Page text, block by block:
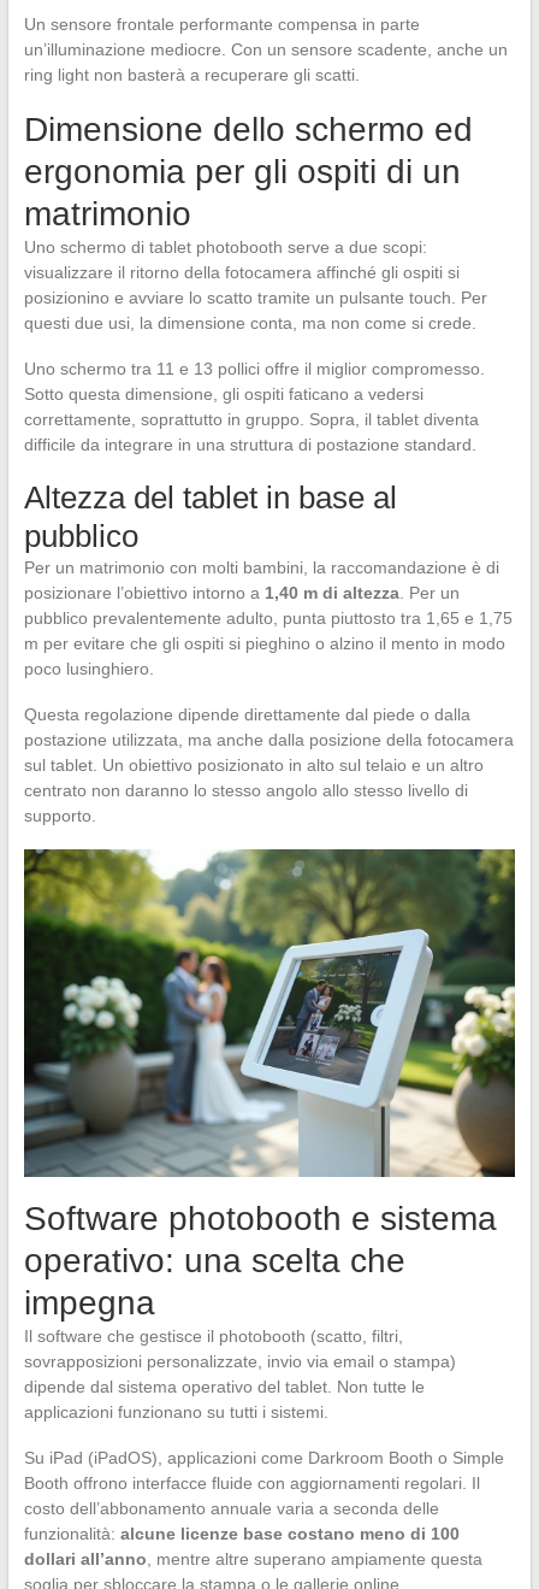
Un sensore frontale performante compensa in parte
un’illuminazione mediocre. Con un sensore scadente, anche un
ring light non basterà a recuperare gli scatti.
Dimensione dello schermo ed
ergonomia per gli ospiti di un
matrimonio
Uno schermo di tablet photobooth serve a due scopi:
visualizzare il ritorno della fotocamera affinché gli ospiti si
posizionino e avviare lo scatto tramite un pulsante touch. Per
questi due usi, la dimensione conta, ma non come si crede.
Uno schermo tra 11 e 13 pollici offre il miglior compromesso.
Sotto questa dimensione, gli ospiti faticano a vedersi
correttamente, soprattutto in gruppo. Sopra, il tablet diventa
difficile da integrare in una struttura di postazione standard.
Altezza del tablet in base al
pubblico
Per un matrimonio con molti bambini, la raccomandazione è di
posizionare l’obiettivo intorno a 1,40 m di altezza. Per un
pubblico prevalentemente adulto, punta piuttosto tra 1,65 e 1,75
m per evitare che gli ospiti si pieghino o alzino il mento in modo
poco lusinghiero.
Questa regolazione dipende direttamente dal piede o dalla
postazione utilizzata, ma anche dalla posizione della fotocamera
sul tablet. Un obiettivo posizionato in alto sul telaio e un altro
centrato non daranno lo stesso angolo allo stesso livello di
supporto.
Software photobooth e sistema
operativo: una scelta che
impegna
Il software che gestisce il photobooth (scatto, filtri,
sovrapposizioni personalizzate, invio via email o stampa)
dipende dal sistema operativo del tablet. Non tutte le
applicazioni funzionano su tutti i sistemi.
Su iPad (iPadOS), applicazioni come Darkroom Booth o Simple
Booth offrono interfacce fluide con aggiornamenti regolari. Il
costo dell’abbonamento annuale varia a seconda delle
funzionalità: alcune licenze base costano meno di 100
dollari all’anno, mentre altre superano ampiamente questa
soglia per sbloccare la stampa o le gallerie online.